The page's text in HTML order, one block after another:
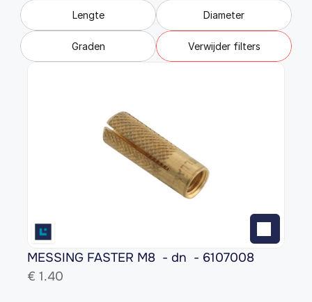
Lengte Diameter
Graden Verwijder filters
MESSING FASTER M8  - dn  - 6107008
€ 1.40